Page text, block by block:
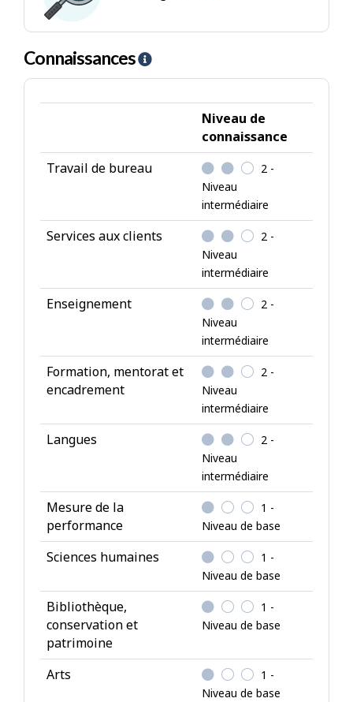
Emplois
Connaissances
A
i
C
o
a
s
c
e
Niveau de
connaissance
Travail de bureau
2 -
Niveau
intermédiaire
Services aux clients
2 -
Niveau
intermédiaire
Enseignement
2 -
Niveau
intermédiaire
Formation, mentorat et
encadrement
2 -
Niveau
intermédiaire
Langues
2 -
Niveau
intermédiaire
Mesure de la
performance
1 -
Niveau de base
Sciences humaines
1 -
Niveau de base
Bibliothèque,
conservation et
patrimoine
1 -
Niveau de base
Arts
1 -
Niveau de base